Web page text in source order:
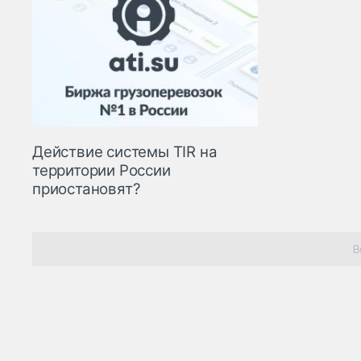
Действие системы TIR на
территории России
приостановят?